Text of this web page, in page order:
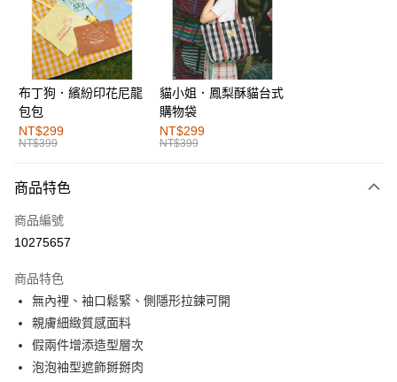
LINE Pay
街口支付
運送方式
全家取貨付款
每筆NT$60，滿NT$1,000(含以上)免運費
付款後全家取貨
萊爾富取貨付款
付款後萊爾富取貨
每筆NT$60，滿NT$1,000(含以上)免運費
7-11取貨付款
每筆NT$60，滿NT$1,000(含以上)免運費
布丁狗．繽紛印花尼龍
包包
NT$299
NT$399
貓小姐．鳳梨酥貓台式
購物袋
NT$299
NT$399
商品特色
商品編號
10275657
商品特色
無內裡、袖口鬆緊、側隱形拉鍊可開
親膚細緻質感面料
假兩件增添造型層次
泡泡袖型遮飾掰掰肉